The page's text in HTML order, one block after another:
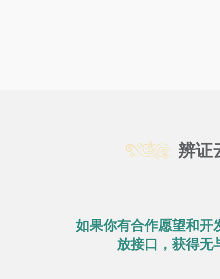
辨证
如果你有合作愿望和开
放接口，获得无